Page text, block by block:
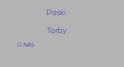
Paski
Torby
O NAS
Kategorie